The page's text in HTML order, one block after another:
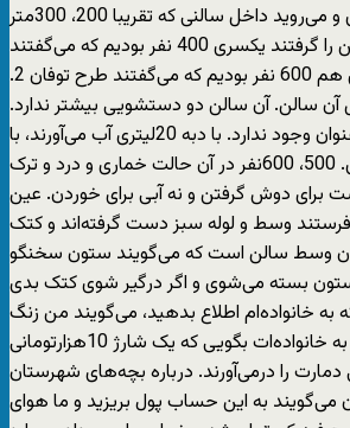
وقتی مثبت می‌آوری و می‌روید داخل سالنی که تقریبا 200، 300متر
است. دو سری که من را گرفتند یکسری 400 نفر بودیم که می‌گفتند
طرح توفان یک، یکسری هم 600 نفر بودیم که می‌گفتند طرح توفان 2.
آن سالن. آن سالن دو دستشویی بیشتر ندارد.
آب شیرین که به هیچ عنوان وجود ندارد. با دبه 20لیتری آب می‌آورند، با
دست باید آب بخوری. 500، 600نفر در آن حالت خماری و درد و ترک
برای دوش گرفتن و نه آبی برای خوردن. عین
را می‌فرستند وسط و لوله سبز دست گرفته‌اند و کتک
وسط سالن است که می‌گویند ستون سخنگو
ستون بسته می‌شوی و اگر درگیر شوی کتک بدی
به خانواده‌ام اطلاع بدهید، می‌گویند من زنگ
می‌زنم اما باید به خانواده‌ات بگویی که یک شارژ 10هزارتومانی
دمارت را درمی‌آورند. درباره بچه‌های شهرستان
می‌گویند به این حساب پول بریزید و ما هوای